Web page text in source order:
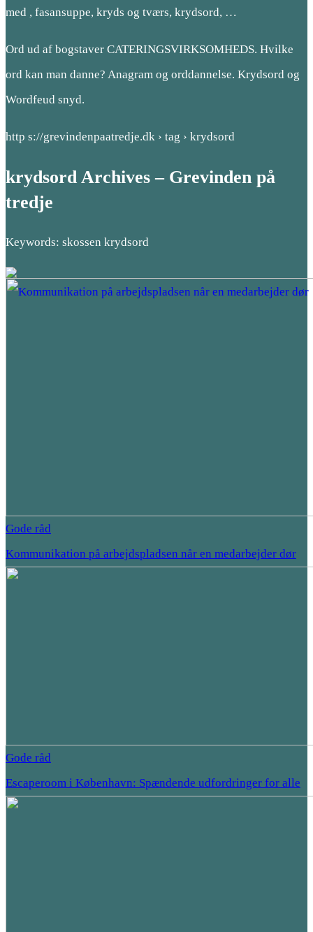
med , fasansuppe, kryds og tværs, krydsord, …
Ord ud af bogstaver CATERINGSVIRKSOMHEDS. Hvilke
ord kan man danne? Anagram og orddannelse. Krydsord og
Wordfeud snyd.
http s://grevindenpaatredje.dk › tag › krydsord
krydsord Archives – Grevinden på
tredje
Keywords: skossen krydsord
Gode råd
Kommunikation på arbejdspladsen når en medarbejder dør
Gode råd
Escaperoom i København: Spændende udfordringer for alle